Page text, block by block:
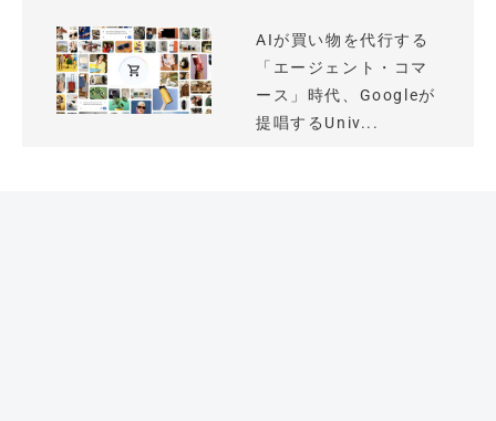
AIが買い物を代行する
「エージェント・コマ
ース」時代、Googleが
提唱するUniv...